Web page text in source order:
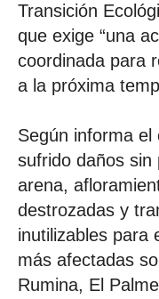
Transición
que exige “una
coordinada para
a la próxima
Según informa el
sufrido daños sin
arena,
destrozadas y
inutilizables para
más afectadas
Rumina, El